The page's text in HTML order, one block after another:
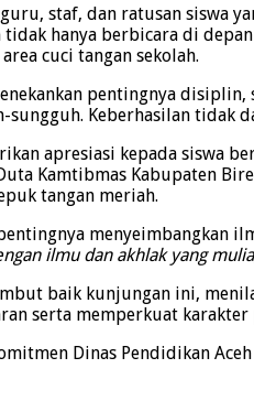
staf, dan ratusan siswa
hanya berbicara di
cuci tangan sekolah.
pentingnya
Keberhasilan tidak
apresiasi kepada siswa
Kamtibmas Kabupaten
tangan meriah.
menyeimbangkan
ilmu dan akhlak yang
baik kunjungan ini,
serta memperkuat
Dinas Pendidikan